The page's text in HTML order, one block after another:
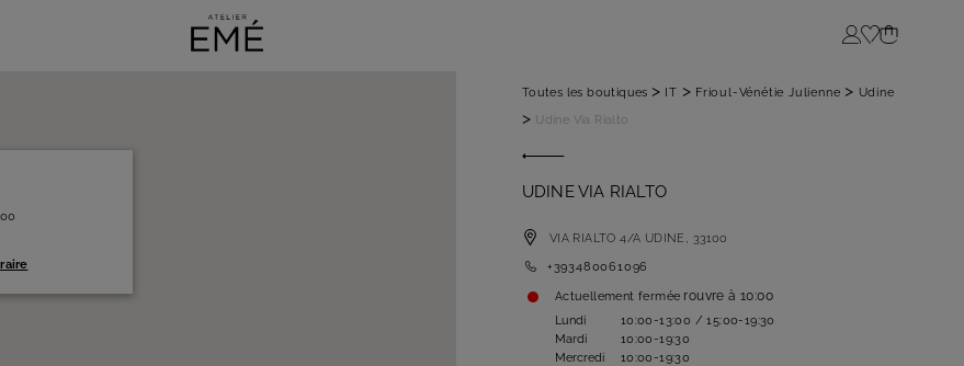
Login
Toutes les boutiques > IT > Frioul-Vénétie Julienne > Udine
> Udine Via Rialto
UDINE VIA RIALTO
VIA RIALTO 4/A UDINE, 33100
+393480061096
Actuellement fermée rouvre à10:00
Lundi
10:00-13:00 / 15:00-19:30
Mardi
10:00-19:30
Mercredi
10:00-19:30